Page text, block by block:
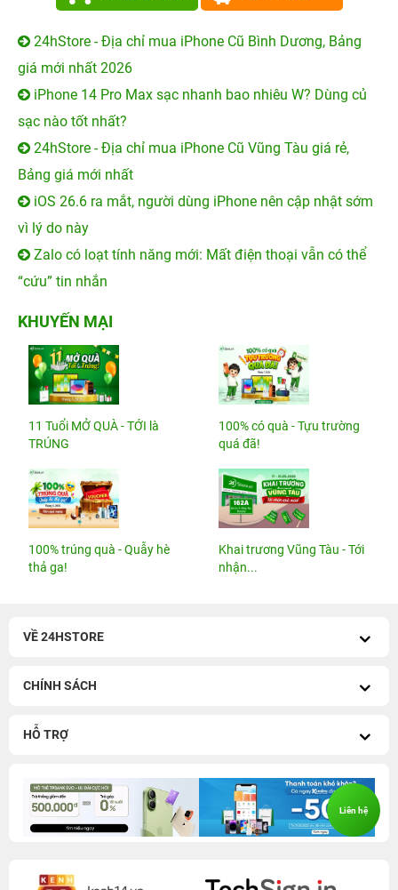
24hStore - Địa chỉ mua iPhone Cũ Bình Dương, Bảng
giá mới nhất 2026
iPhone 14 Pro Max sạc nhanh bao nhiêu W? Dùng củ
sạc nào tốt nhất?
24hStore - Địa chỉ mua iPhone Cũ Vũng Tàu giá rẻ,
Bảng giá mới nhất
iOS 26.6 ra mắt, người dùng iPhone nên cập nhật sớm
vì lý do này
Zalo có loạt tính năng mới: Mất điện thoại vẫn có thể
“cứu” tin nhắn
KHUYẾN MẠI
11 Tuổi MỞ QUÀ - TỚI là
TRÚNG
100% có quà - Tựu trường
quá đã!
100% trúng quà - Quẫy hè
thả ga!
Khai trương Vũng Tàu - Tới
nhận...
VỀ 24HSTORE
CHÍNH SÁCH
HỖ TRỢ
Liên hệ